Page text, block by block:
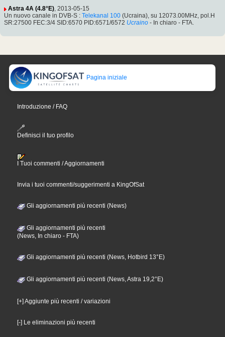
Astra 4A (4.8°E), 2013-05-15
Un nuovo canale in DVB-S : Telekanal 100 (Ucraina), su 12073.00MHz, pol.H
SR:27500 FEC:3/4 SID:6570 PID:6571/6572 Ucraino - In chiaro - FTA.
Pagina iniziale
Introduzione / FAQ
Definisci il tuo profilo
I Tuoi commenti / Aggiornamenti
Invia i tuoi commenti/suggerimenti a KingOfSat
Gli aggiornamenti più recenti (News)
Gli aggiornamenti più recenti
(News, In chiaro - FTA)
Gli aggiornamenti più recenti (News, Hotbird 13°E)
Gli aggiornamenti più recenti (News, Astra 19,2°E)
[+] Aggiunte più recenti / variazioni
[-] Le eliminazioni più recenti